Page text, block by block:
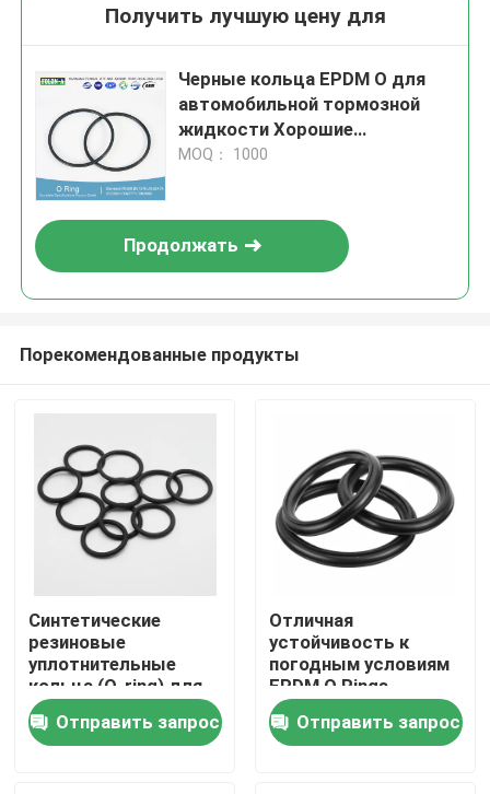
Главная страница
Продукция
Получить лучшую цену для
Черные кольца EPDM O для
автомобильной тормозной
жидкости Хорошие
характеристики и отличная
MOQ： 1000
Продолжать
Порекомендованные продукты
Синтетические
резиновые
уплотнительные
кольца (O-ring) для
температур от 50 до
250 градусов
Цельсия, с
Отправить запрос
Отличная
устойчивость к
погодным условиям
EPDM O Rings
Температурный
диапазон от минус
50 до 250 градусов
Отправить запрос